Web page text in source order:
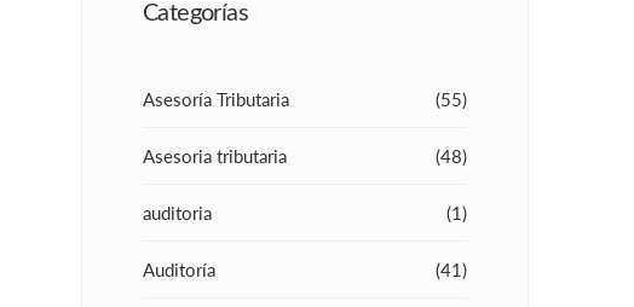
Categorías
Asesoría Tributaria (55)
Asesoria tributaria (48)
auditoria (1)
Auditoría (41)